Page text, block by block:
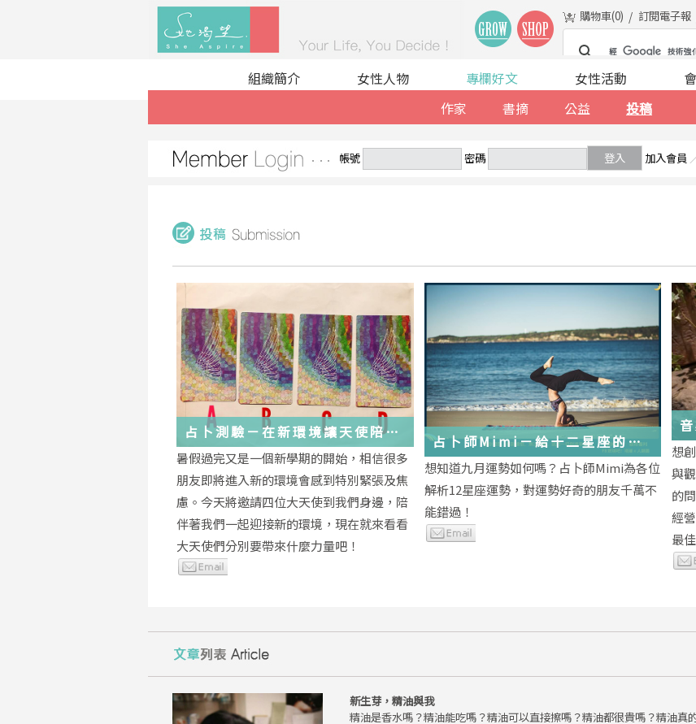
購物車(0) 訂閱電子報
組織簡介 女性人物
專欄好文
作家
書摘 公益 投稿
女性活動
帳號 密碼 登入 加入會員
占卜測驗－在新環境讓天使陪伴
你度過
暑假過完又是一個新學期的開始，相信很多
朋友即將進入新的環境會感到特別緊張及焦
慮。今天將邀請四位大天使到我們身邊，陪
伴著我們一起迎接新的環境，現在就來看看
大天使們分別要帶來什麼力量吧！
占卜師Mimi－給十二星座的
2018年九月運勢小叮嚀
想知道九月運勢如何嗎？占卜師Mimi為各位
解析12星座運勢，對運勢好奇的朋友千萬不
能錯過！
想
與
的
經
最
新生芽，精油與我
精油是香水嗎？精油能吃嗎？精油可以直接擦嗎？精油都很貴嗎？精油真